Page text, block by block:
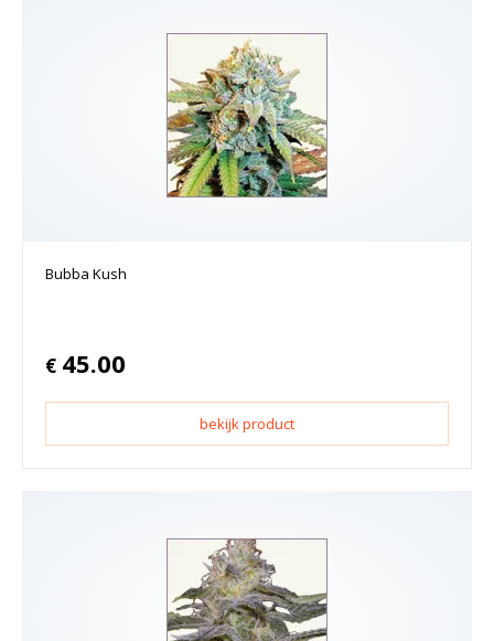
Bubba Kush
€ 45.00
bekijk product